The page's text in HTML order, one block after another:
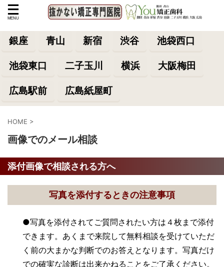
銀座 青山 新宿 渋谷 池袋西口
池袋東口 二子玉川 横浜 大阪梅田
広島駅前 広島紙屋町
HOME >
画像でのメール相談
添付画像で相談される方へ
写真を添付するときの注意事項
●写真を添付されてご質問されたい方は４枚まで添付
できます。あくまで来院して無料相談を受けていただ
く前の大まかな判断でのお答えとなります。写真だけ
での確実な診断は出来かねることをご了承ください。